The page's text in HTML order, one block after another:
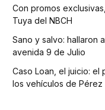
Con promos
Tuya del NBCH
Sano y salvo: hallaron
avenida 9 de Julio
Caso Loan, el juicio:
los vehículos de Pérez